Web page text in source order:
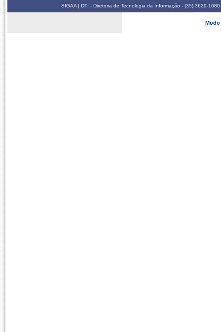
SIGAA | DTI - Diretoria de Tecnologia da Informação - (35) 3629-
Modo